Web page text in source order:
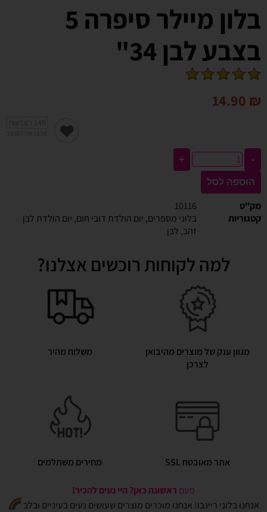
בלון מיילר סיפרה 5
בצבע לבן 34"
14.90 ₪
-
+
הוספה לסל
מק"ט
10116
קטגוריות
בלוני מספרים, יום הולדת דובי חום, יום הולדת לבן
זהב, לבן
למה לקוחות רוכשים אצלנו?
מגוון ענק של מוצרים מהיבואן
לצרכן
משלוח מהיר
אתר מאובטח SSL מחירים משתלמים
פעם ראשונה כאן? היי נעים להכיר!
אנחנו בלוני ריינבו! אנחנו מוכרים מוצרים שעושים נעים בעיניים ובלב